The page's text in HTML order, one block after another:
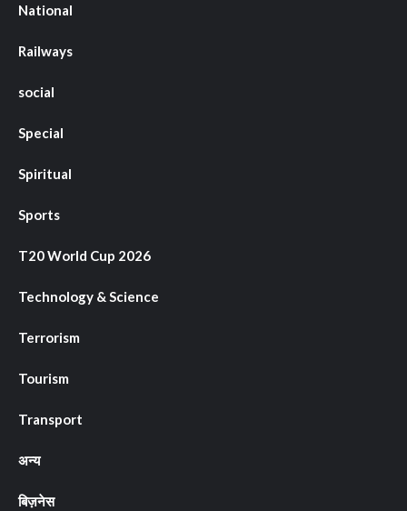
National
Railways
social
Special
Spiritual
Sports
T20 World Cup 2026
Technology & Science
Terrorism
Tourism
Transport
अन्य
बिज़नेस